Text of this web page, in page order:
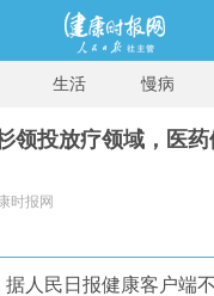
生活 慢病
领投放疗领域，医
时报网
据人民日报健康客户端